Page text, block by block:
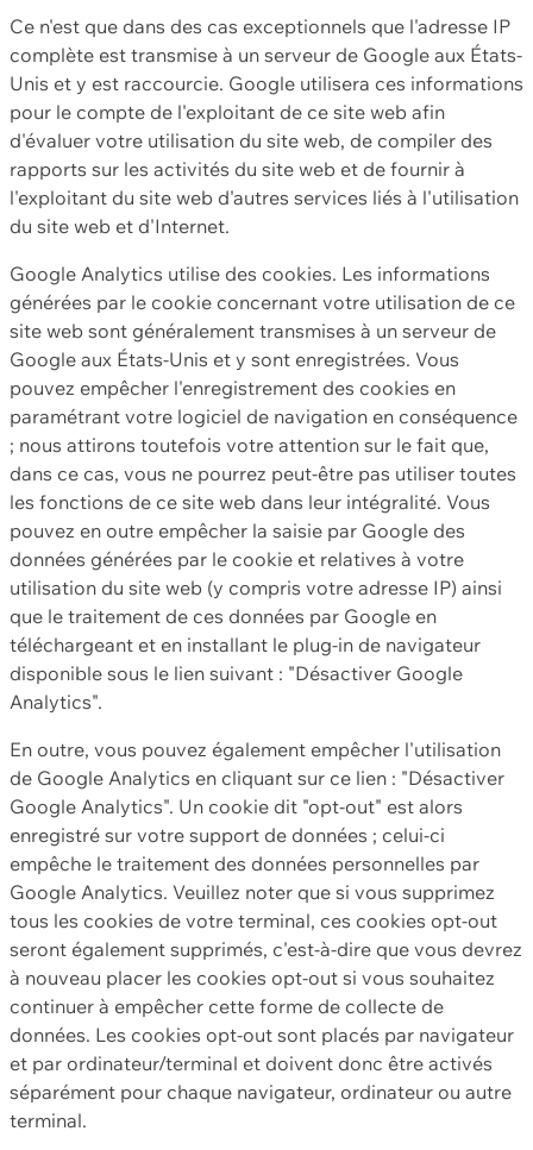
Ce n'est que dans des cas exceptionnels que l'adresse IP
complète est transmise à un serveur de Google aux États-
Unis et y est raccourcie. Google utilisera ces informations
pour le compte de l'exploitant de ce site web afin
d'évaluer votre utilisation du site web, de compiler des
rapports sur les activités du site web et de fournir à
l'exploitant du site web d'autres services liés à l'utilisation
du site web et d'Internet.
Google Analytics utilise des cookies. Les informations
générées par le cookie concernant votre utilisation de ce
site web sont généralement transmises à un serveur de
Google aux États-Unis et y sont enregistrées. Vous
pouvez empêcher l'enregistrement des cookies en
paramétrant votre logiciel de navigation en conséquence
; nous attirons toutefois votre attention sur le fait que,
dans ce cas, vous ne pourrez peut-être pas utiliser toutes
les fonctions de ce site web dans leur intégralité. Vous
pouvez en outre empêcher la saisie par Google des
données générées par le cookie et relatives à votre
utilisation du site web (y compris votre adresse IP) ainsi
que le traitement de ces données par Google en
téléchargeant et en installant le plug-in de navigateur
disponible sous le lien suivant : "Désactiver Google
Analytics".
En outre, vous pouvez également empêcher l'utilisation
de Google Analytics en cliquant sur ce lien : "Désactiver
Google Analytics". Un cookie dit "opt-out" est alors
enregistré sur votre support de données ; celui-ci
empêche le traitement des données personnelles par
Google Analytics. Veuillez noter que si vous supprimez
tous les cookies de votre terminal, ces cookies opt-out
seront également supprimés, c'est-à-dire que vous devrez
à nouveau placer les cookies opt-out si vous souhaitez
continuer à empêcher cette forme de collecte de
données. Les cookies opt-out sont placés par navigateur
et par ordinateur/terminal et doivent donc être activés
séparément pour chaque navigateur, ordinateur ou autre
terminal.